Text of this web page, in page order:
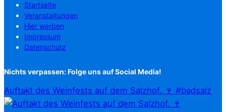
Startseite
Veranstaltungen
Hier werben
Impressum
Datenschutz
Nichts verpassen: Folge uns auf Social Media!
Auftakt des Weinfests auf dem Salzhof. 🍷 #badsalz